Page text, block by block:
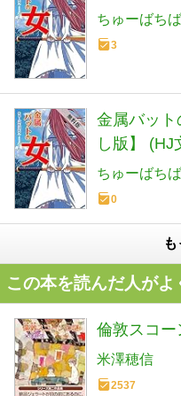
ちゅーばち
3
金属バッ
し版】 (HJ
ちゅーばち
0
この本を読んだ人がよ
倫敦スコー
米澤穂信
2537